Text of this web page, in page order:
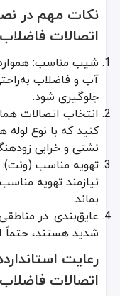
نکات مهم در
اتصالات فاضلاب
شیب مناسب:
آب و فاضلاب
جلوگیری شود.
انتخاب اتصالات
کنید که با نوع
نشتی و خرابی
تهویه مناسب
نیازمند تهویه
بماند.
عایق‌بندی: در
شدید هستند، حتماً
رعایت
اتصالات فاضلاب